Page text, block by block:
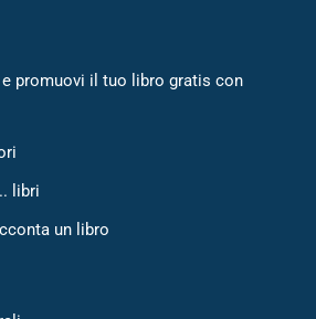
promuovi il tuo libro gratis con
libri
un libro